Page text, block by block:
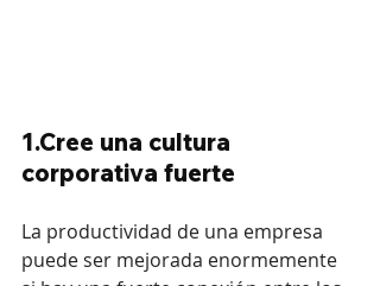
1.Cree una cultura
corporativa fuerte
La productividad de una empresa
puede ser mejorada enormemente